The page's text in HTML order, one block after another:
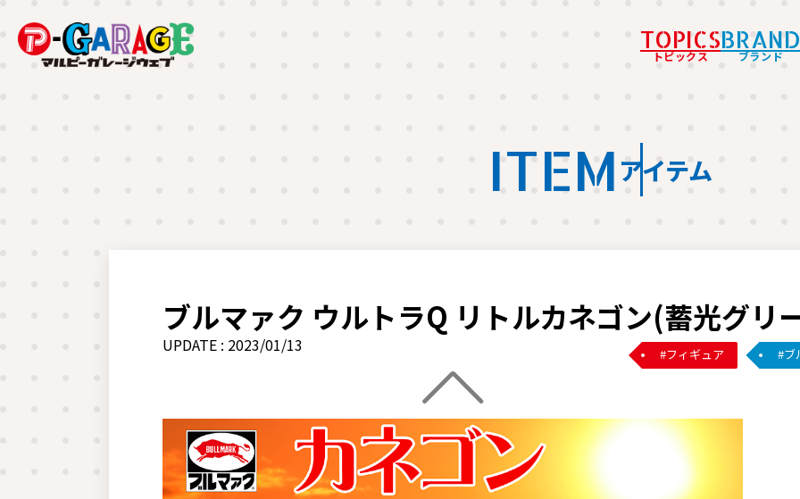
TOPICS
トピックス
BRAND
ブランド
ITEM アイテム
ブルマァク ウルトラQ リトルカネゴン(蓄光グリ
UPDATE : 2023/01/13 フィギュア ブ